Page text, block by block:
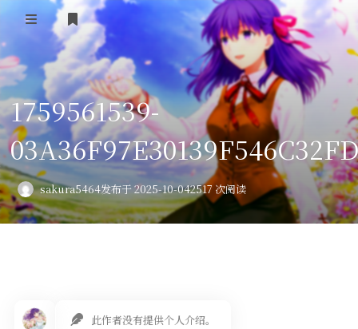
首页
VPS评测
AI绘画
教程
图库
登录
1759561539-
sakura5464发布于 2025-10-042517 次阅读
此作者没有提供个人介绍。